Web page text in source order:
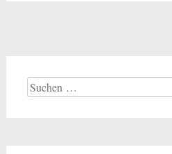
Suchen
nach: